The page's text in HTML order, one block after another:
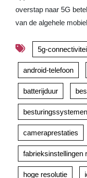
overstap naar 5G
van de algehele
5g-
android-telefoon
batterijduur
besturingssystemen
cameraprestaties
fabrieksinstellingen
hoge resolutie